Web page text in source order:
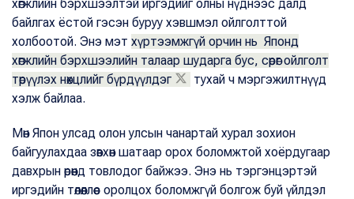
хөгжлийн бэрхшээлтэй иргэдийг олны нүднээс далд
байлгах ёстой гэсэн буруу хэвшмэл ойлголттой
холбоотой. Энэ мэт хүртээмжгүй орчин нь Японд
хөгжлийн бэрхшээлийн талаар шударга бус, сөрөг ойлголт
төрүүлэх нөхцлийг бүрдүүлдэг
тухай ч мэргэжилтнүүд
хэлж байлаа.
Мөн Япон улсад олон улсын чанартай хурал зохион
байгуулахдаа зөвхөн шатаар орох боломжтой хоёрдугаар
давхрын өрөөнд товлодог байжээ. Энэ нь тэргэнцэртэй
иргэдийн төлөөллөөс оролцох боломжгүй болгож буй үйлдэл